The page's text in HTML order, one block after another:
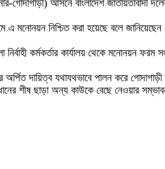
আসনে বাংলাদেশ জাতীয়তাবাদী
এ মনোনয়ন নিশ্চিত করা হয়েছে বলে
নির্বাহী কর্মকর্তার কার্যালয় থেকে
দায়িত্ব যথাযথভাবে পালন করে
শীষ ছাড়া অন্য কাউকে বেছে নেওয়ার